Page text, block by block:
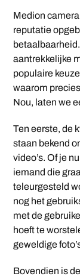
Medion
reputatie
aantrekkelijke
populaire
waarom
Nou, laten we
Ten eerste, de
staan bekend
video’s. Of je
iemand die
teleurgesteld
nog het
met de
hoeft te
geweldige
Bovendien is